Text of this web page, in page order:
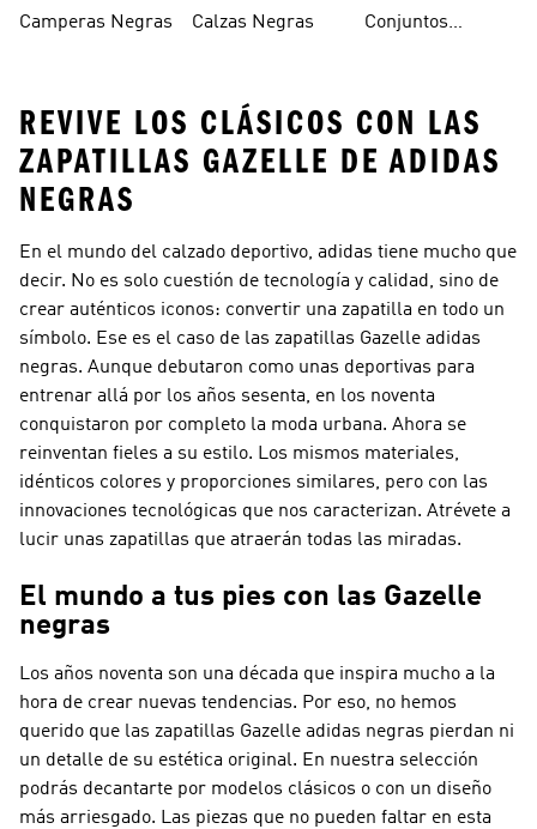
Camperas Negras Calzas Negras
Conjuntos
REVIVE LOS CLÁSICOS CON LAS
ZAPATILLAS GAZELLE DE ADIDAS
NEGRAS
En el mundo del calzado deportivo, adidas tiene mucho que
decir. No es solo cuestión de tecnología y calidad, sino de
crear auténticos iconos: convertir una zapatilla en todo un
símbolo. Ese es el caso de las zapatillas Gazelle adidas
negras. Aunque debutaron como unas deportivas para
entrenar allá por los años sesenta, en los noventa
conquistaron por completo la moda urbana. Ahora se
reinventan fieles a su estilo. Los mismos materiales,
idénticos colores y proporciones similares, pero con las
innovaciones tecnológicas que nos caracterizan. Atrévete a
lucir unas zapatillas que atraerán todas las miradas.
El mundo a tus pies con las Gazelle
negras
Los años noventa son una década que inspira mucho a la
hora de crear nuevas tendencias. Por eso, no hemos
querido que las zapatillas Gazelle adidas negras pierdan ni
un detalle de su estética original. En nuestra selección
podrás decantarte por modelos clásicos o con un diseño
más arriesgado. Las piezas que no pueden faltar en esta